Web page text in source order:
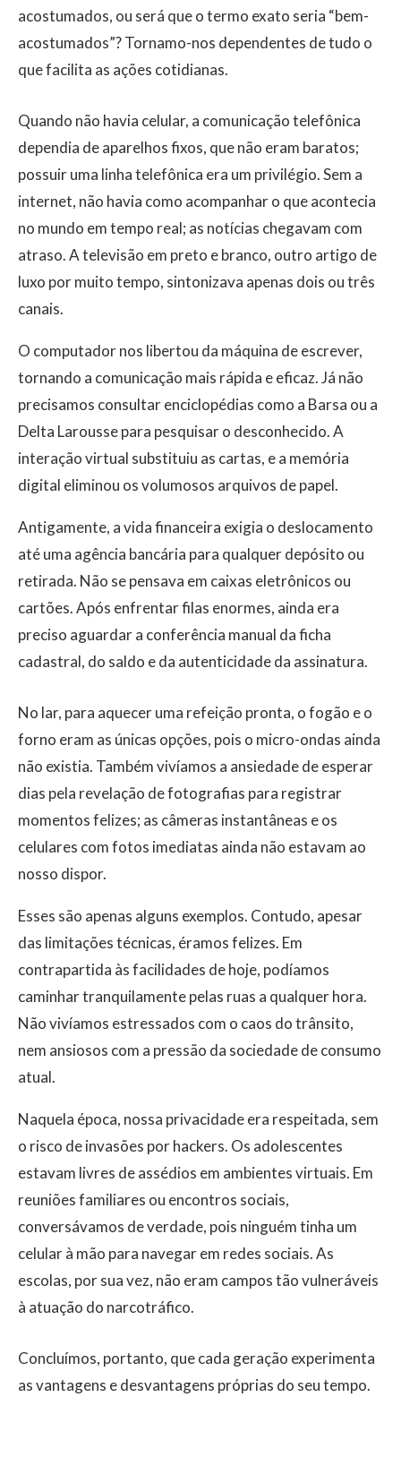
acostumados, ou será que o termo exato seria “bem-
acostumados”? Tornamo-nos dependentes de tudo o
que facilita as ações cotidianas.
​Quando não havia celular, a comunicação telefônica
dependia de aparelhos fixos, que não eram baratos;
possuir uma linha telefônica era um privilégio. Sem a
internet, não havia como acompanhar o que acontecia
no mundo em tempo real; as notícias chegavam com
atraso. A televisão em preto e branco, outro artigo de
luxo por muito tempo, sintonizava apenas dois ou três
canais.
​O computador nos libertou da máquina de escrever,
tornando a comunicação mais rápida e eficaz. Já não
precisamos consultar enciclopédias como a Barsa ou a
Delta Larousse para pesquisar o desconhecido. A
interação virtual substituiu as cartas, e a memória
digital eliminou os volumosos arquivos de papel.
​Antigamente, a vida financeira exigia o deslocamento
até uma agência bancária para qualquer depósito ou
retirada. Não se pensava em caixas eletrônicos ou
cartões. Após enfrentar filas enormes, ainda era
preciso aguardar a conferência manual da ficha
cadastral, do saldo e da autenticidade da assinatura.
​No lar, para aquecer uma refeição pronta, o fogão e o
forno eram as únicas opções, pois o micro-ondas ainda
não existia. Também vivíamos a ansiedade de esperar
dias pela revelação de fotografias para registrar
momentos felizes; as câmeras instantâneas e os
celulares com fotos imediatas ainda não estavam ao
nosso dispor.
​Esses são apenas alguns exemplos. Contudo, apesar
das limitações técnicas, éramos felizes. Em
contrapartida às facilidades de hoje, podíamos
caminhar tranquilamente pelas ruas a qualquer hora.
Não vivíamos estressados com o caos do trânsito,
nem ansiosos com a pressão da sociedade de consumo
atual.
​Naquela época, nossa privacidade era respeitada, sem
o risco de invasões por hackers. Os adolescentes
estavam livres de assédios em ambientes virtuais. Em
reuniões familiares ou encontros sociais,
conversávamos de verdade, pois ninguém tinha um
celular à mão para navegar em redes sociais. As
escolas, por sua vez, não eram campos tão vulneráveis
à atuação do narcotráfico.
​Concluímos, portanto, que cada geração experimenta
as vantagens e desvantagens próprias do seu tempo.